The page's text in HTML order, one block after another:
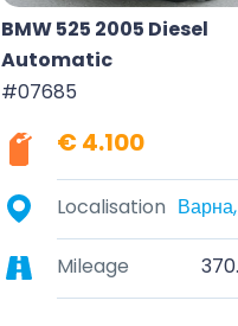
BMW 525 2005 Diesel
Automatic
#07685
€ 4.100
Localisation
Mileage